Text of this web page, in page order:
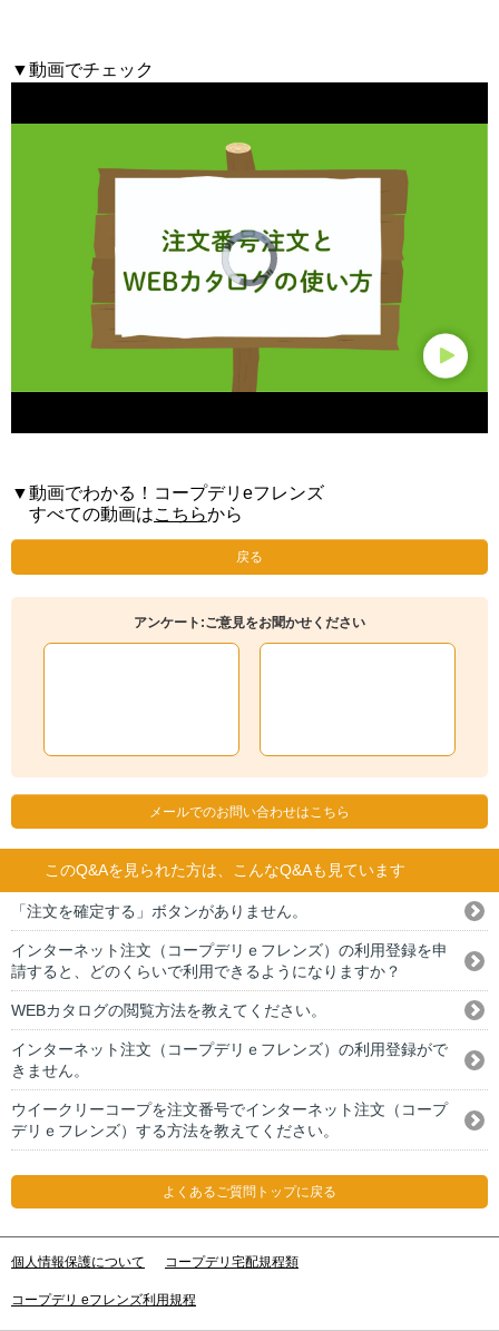
▼動画でチェック
▼動画でわかる！コープデリeフレンズ
すべての動画はこちらから
戻る
アンケート:ご意見をお聞かせください
メールでのお問い合わせはこちら
このQ&Aを見られた方は、こんなQ&Aも見ています
「注文を確定する」ボタンがありません。
インターネット注文（コープデリｅフレンズ）の利用登録を申
請すると、どのくらいで利用できるようになりますか？
WEBカタログの閲覧方法を教えてください。
インターネット注文（コープデリｅフレンズ）の利用登録がで
きません。
ウイークリーコープを注文番号でインターネット注文（コープ
デリｅフレンズ）する方法を教えてください。
よくあるご質問トップに戻る
個人情報保護について コープデリ宅配規程類
コープデリ eフレンズ利用規程